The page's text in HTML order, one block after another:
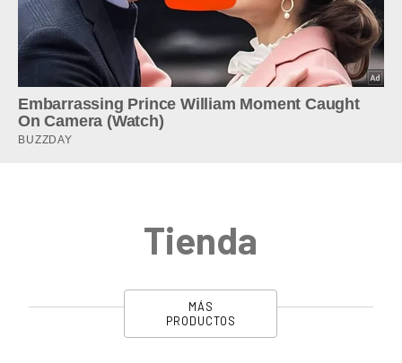
Tienda
MÁS
PRODUCTOS